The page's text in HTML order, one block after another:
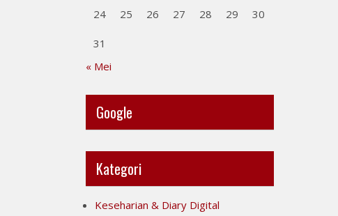
24 25 26 27 28 29 30
31
« Mei
Google
Kategori
Keseharian & Diary Digital